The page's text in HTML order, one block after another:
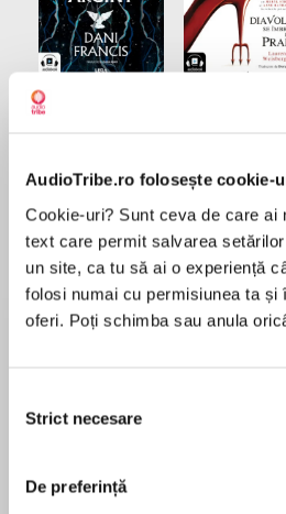
AudioTribe.ro folosește cookie-
Cookie-uri? Sunt ceva de care ai
text care permit salvarea
un site, ca tu să ai o experiență
folosi numai cu permisiunea ta și
oferi. Poți schimba sau anula
consimțământului
Strict necesare
De preferință
Elita de Argint (Elita
Desprecarte
The fourth book in the New
bestselling series by L.J.
reveals the backstory of
Damon from The Vampire
paperback features cover
CW TV seriesThe Vampire
MAI MULT
În acest moment nu